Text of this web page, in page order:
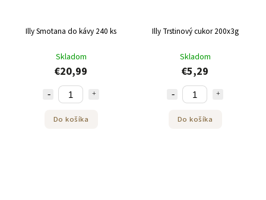
Illy Smotana do kávy 240 ks
Skladom
€20,99
Do košíka
Illy Trstinový cukor 200x3g
Skladom
€5,29
Do košíka